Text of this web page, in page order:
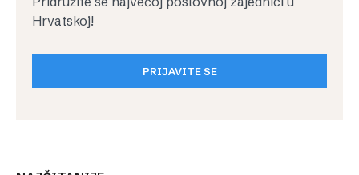
Hrvatskoj!
PRIJAVITE SE